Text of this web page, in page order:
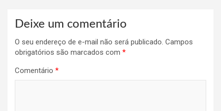
Deixe um comentário
O seu endereço de e-mail não será publicado. Campos
obrigatórios são marcados com *
Comentário *